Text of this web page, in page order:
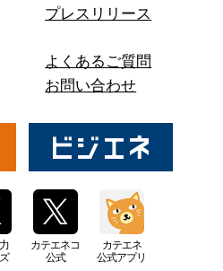
プレスリリース
よくあるご質問
お問い合わせ
カテエネコ
公式
カテエネ
公式アプリ